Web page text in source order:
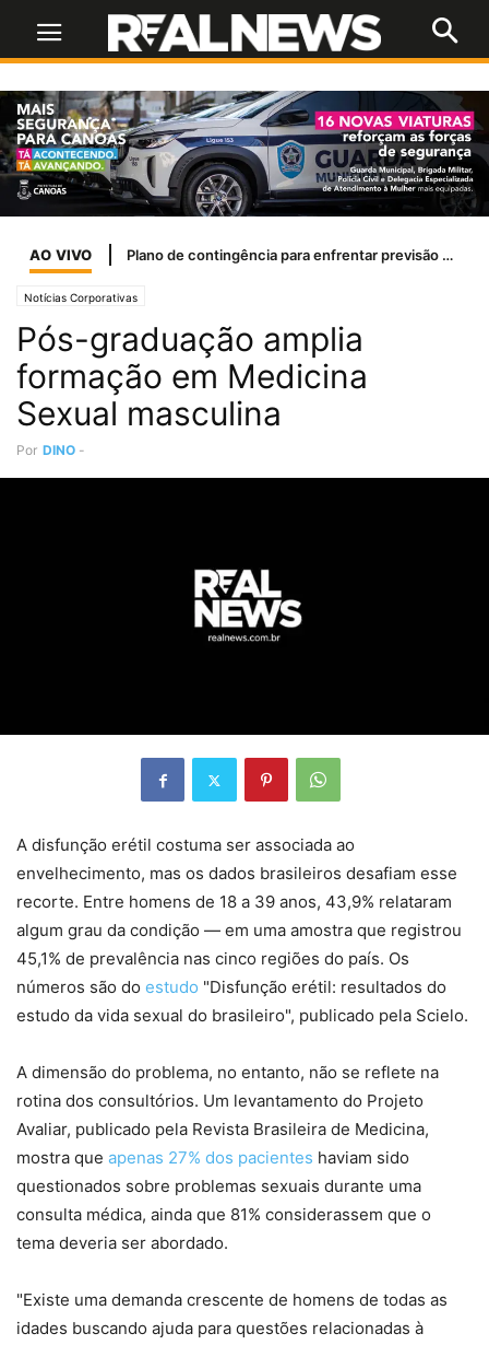
AO VIVO Grêmio x São Paulo: onde assistir, escalações e arbitragem pelo Brasileirão
Notícias Corporativas
Pós-graduação amplia
formação em Medicina
Sexual masculina
Por DINO -
A disfunção erétil costuma ser associada ao
envelhecimento, mas os dados brasileiros desafiam esse
recorte. Entre homens de 18 a 39 anos, 43,9% relataram
algum grau da condição — em uma amostra que registrou
45,1% de prevalência nas cinco regiões do país. Os
números são do estudo "Disfunção erétil: resultados do
estudo da vida sexual do brasileiro", publicado pela Scielo.
A dimensão do problema, no entanto, não se reflete na
rotina dos consultórios. Um levantamento do Projeto
Avaliar, publicado pela Revista Brasileira de Medicina,
mostra que apenas 27% dos pacientes haviam sido
questionados sobre problemas sexuais durante uma
consulta médica, ainda que 81% considerassem que o
tema deveria ser abordado.
"Existe uma demanda crescente de homens de todas as
idades buscando ajuda para questões relacionadas à